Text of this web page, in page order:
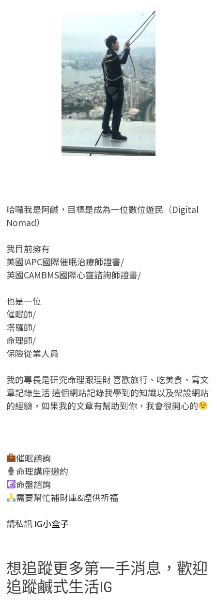
哈囉我是阿鹹，目標是成為一位數位遊民（Digital
Nomad）
我目前擁有
美國IAPC國際催眠治療師證書/
英國CAMBMS國際心靈諮詢師證書/
也是一位
催眠師/
塔羅師/
命理師/
保險從業人員
我的專長是研究命理跟理財 喜歡旅行、吃美食、寫文
章記錄生活 這個網站記錄我學到的知識以及架設網站
的經驗，如果我的文章有幫助到你，我會很開心的
催眠諮詢
命理講座邀約
命盤諮詢
需要幫忙補財庫&煙供祈福
請私訊IG小盒子
想追蹤更多第一手消息，歡迎
追蹤鹹式生活IG